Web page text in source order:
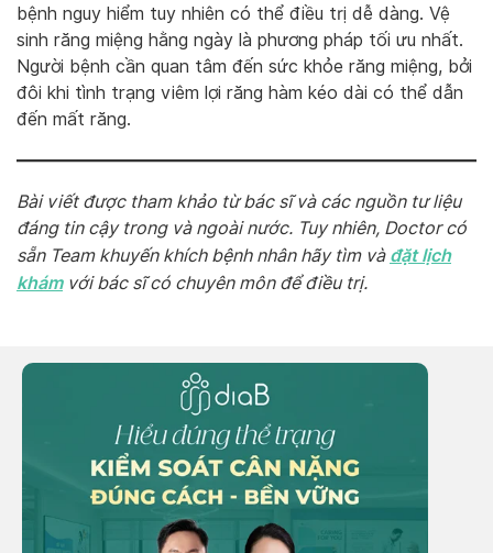
bệnh nguy hiểm tuy nhiên có thể điều trị dễ dàng. Vệ
sinh răng miệng hằng ngày là phương pháp tối ưu nhất.
Người bệnh cần quan tâm đến sức khỏe răng miệng, bởi
đôi khi tình trạng viêm lợi răng hàm kéo dài có thể dẫn
đến mất răng.
Bài viết được tham khảo từ bác sĩ và các nguồn tư liệu
đáng tin cậy trong và ngoài nước. Tuy nhiên, Doctor có
sẵn Team khuyến khích bệnh nhân hãy tìm và đặt lịch
khámvới bác sĩ có chuyên môn để điều trị.